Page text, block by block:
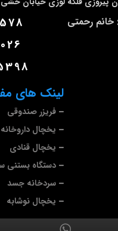
لینک های
فریزر صندوقی
یخچال داروخانه
یخچال قنادی
دستگاه بستنی
سردخانه جسد
یخچال نوشابه
رحمتی